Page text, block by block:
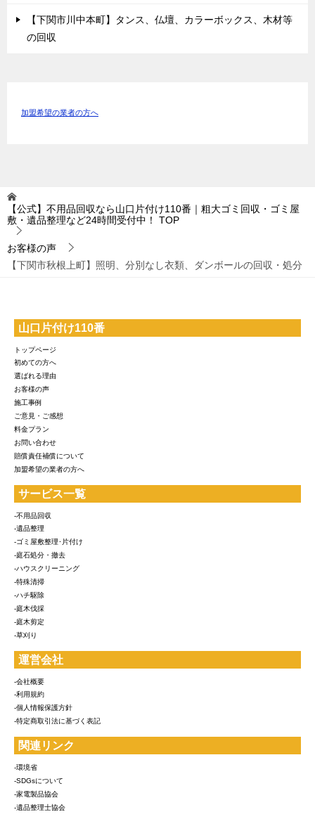
【下関市川中本町】タンス、仏壇、カラーボックス、木材等
の回収
加盟希望の業者の方へ
【公式】不用品回収なら山口片付け110番｜粗大ゴミ回収・ゴミ屋
敷・遺品整理など24時間受付中！
TOP
お客様の声
【下関市秋根上町】照明、分別なし衣類、ダンボールの回収・処分
山口片付け110番
トップページ
初めての方へ
選ばれる理由
お客様の声
施工事例
ご意見・ご感想
料金プラン
お問い合わせ
賠償責任補償について
加盟希望の業者の方へ
サービス一覧
-不用品回収
-遺品整理
-ゴミ屋敷整理･片付け
-庭石処分・撤去
-ハウスクリーニング
-特殊清掃
-ハチ駆除
-庭木伐採
-庭木剪定
-草刈り
運営会社
-会社概要
-利用規約
-個人情報保護方針
-特定商取引法に基づく表記
関連リンク
-環境省
-SDGsについて
-家電製品協会
-遺品整理士協会